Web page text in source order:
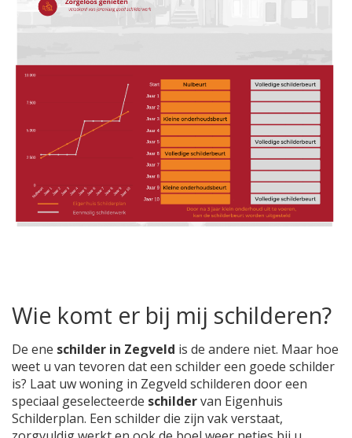
Wie komt er bij mij schilderen?
De ene schilder in Zegveld is de andere niet. Maar hoe
weet u van tevoren dat een schilder een goede schilder
is? Laat uw woning in Zegveld schilderen door een
speciaal geselecteerde schildervan Eigenhuis
Schilderplan. Een schilder die zijn vak verstaat,